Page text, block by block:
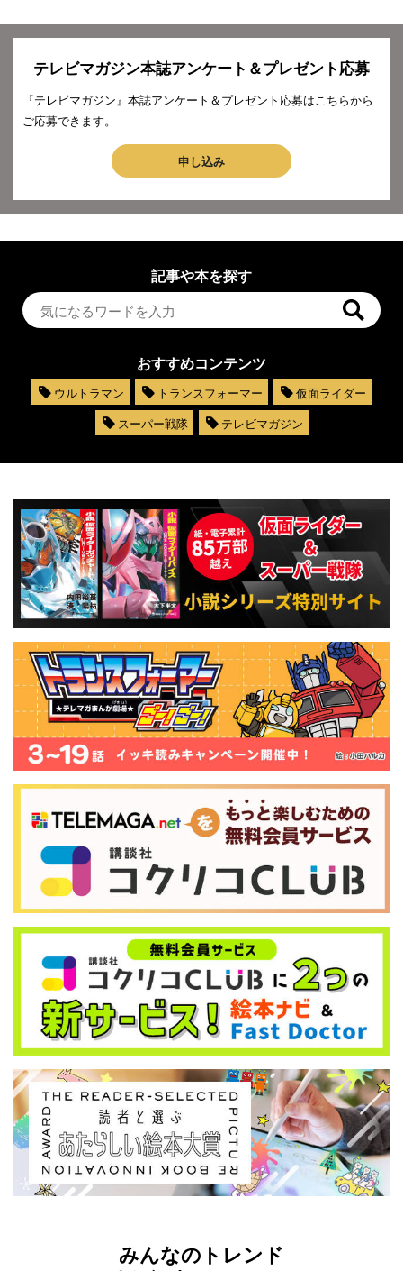
テレビマガジン本誌アンケート＆プレゼント応募
『テレビマガジン』本誌アンケート＆プレゼント応募はこちらから
ご応募できます。
申し込み
記事や本を探す
おすすめコンテンツ
ウルトラマン トランスフォーマー
仮面ライダー
スーパー戦隊
テレビマガジン
みんなのトレンド